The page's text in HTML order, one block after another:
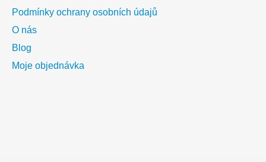
Podmínky ochrany osobních údajů
O nás
Blog
Moje objednávka